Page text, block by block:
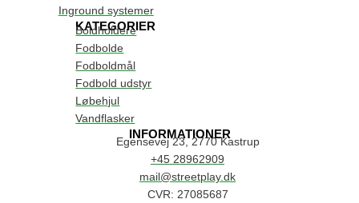
Inground systemer
KATEGORIER
Boldholdere
Fodbolde
Fodboldmål
Fodbold udstyr
Løbehjul
Vandflasker
INFORMATIONER
Egensevej 23, 2770 Kastrup
+45 28962909
mail@streetplay.dk
CVR: 27085687